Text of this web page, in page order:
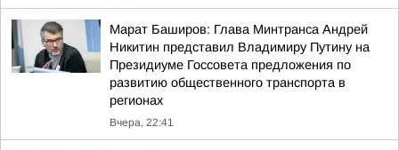
Марат Баширов: Глава Минтранса Андрей
Никитин представил Владимиру Путину на
Президиуме Госсовета предложения по
развитию общественного транспорта в
регионах
Вчера, 22:41